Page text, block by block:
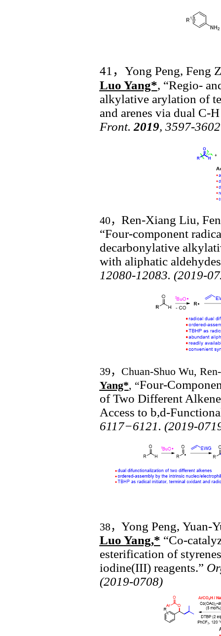
41 ， Yong Peng, Feng
Luo Yang*, “Regio-
alkylative arylation of
and arenes via dual C-
Front. 2019, 3597-
40， Ren-Xiang Liu,
“Four-component
decarbonylative
with aliphatic
12080-12083. (2019-
39， Chuan-Shuo Wu,
Yang*, “Four-
of Two Different
Access to b,d-
6117−6121. (2019-
38， Yong Peng, Yuan-
Luo Yang,* “Co-
esterification of
iodine(III) reagents.”
(2019-0708)